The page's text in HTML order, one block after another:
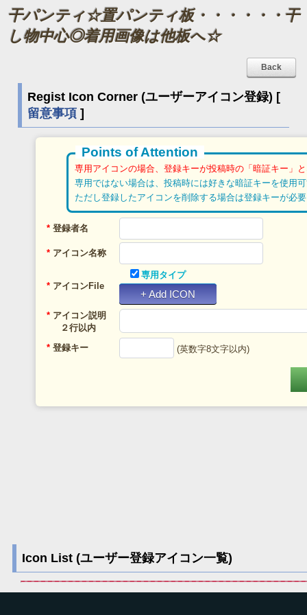
干パンティ☆置パンティ板・・・・・・干
し物中心◎着用画像は他板へ☆
Regist Icon Corner (ユーザーアイコン登録) [
留意事項]
Points of Attention
専用アイコンの場合、登録キーが投稿時の「暗証キー」
専用ではない場合は、投稿時には好きな暗証キーを使用
ただし登録したアイコンを削除する場合は登録キーが必
* 登録者名
* アイコン名称
* アイコンFile
専用タイプ
+ Add ICON
* アイコン説明
２行以内
* 登録キー (英数字8文字以内)
Icon List (ユーザー登録アイコン一覧)